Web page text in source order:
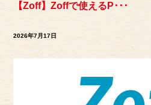
【Zoff】Zoffで使えるP･･･
2026年7月17日